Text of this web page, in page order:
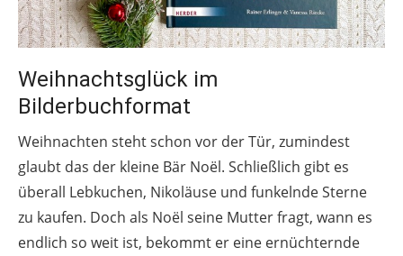
Weihnachtsglück im
Bilderbuchformat
Weihnachten steht schon vor der Tür, zumindest
glaubt das der kleine Bär Noël. Schließlich gibt es
überall Lebkuchen, Nikoläuse und funkelnde Sterne
zu kaufen. Doch als Noël seine Mutter fragt, wann es
endlich so weit ist, bekommt er eine ernüchternde